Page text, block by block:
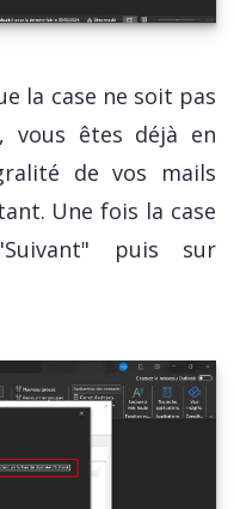
la case ne soit pas
vous êtes déjà en
de vos mails
Une fois la case
puis sur